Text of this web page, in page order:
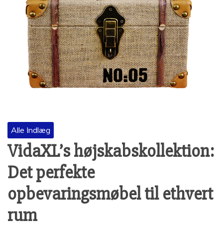
Alle Indlæg
VidaXL’s højskabskollektion:
Det perfekte
opbevaringsmøbel til ethvert
rum